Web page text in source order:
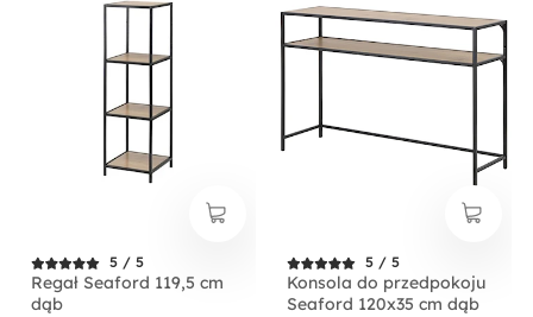
5 / 5
Regał Seaford 119,5 cm
dąb
5 / 5
Konsola do przedpokoju
Seaford 120x35 cm dąb